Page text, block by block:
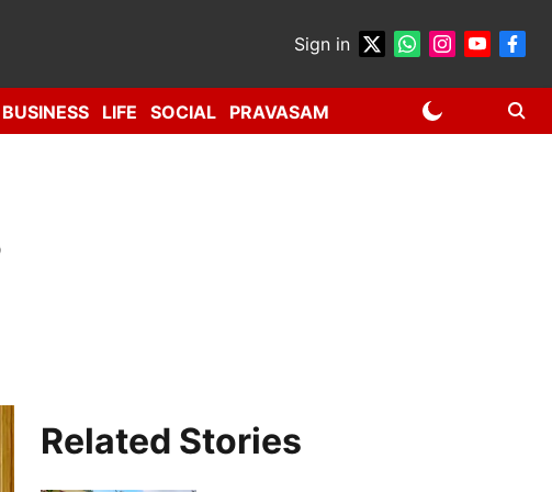
Sign in
BUSINESS LIFE SOCIAL
PRAVASAM
Related Stories